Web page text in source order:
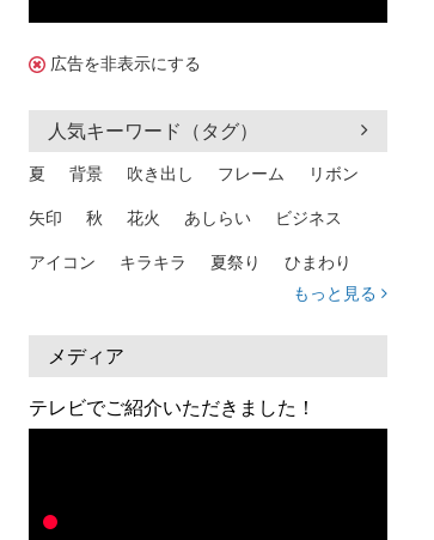
広告を非表示にする
人気キーワード（タグ）
夏 背景 吹き出し フレーム リボン
矢印 秋 花火 あしらい ビジネス
アイコン キラキラ 夏祭り ひまわり
熱中症
人物 暑中見舞い
日本地図 海
集中線
もっと見る
メディア
テレビでご紹介いただきました！